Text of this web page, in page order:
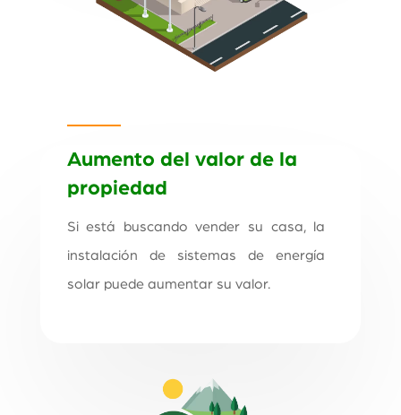
Aumento del valor de la
propiedad
Si está buscando vender su casa, la
instalación de sistemas de energía
solar puede aumentar su valor.